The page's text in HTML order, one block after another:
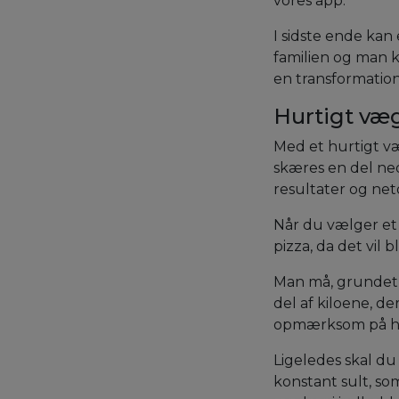
I sidste ende
familien og man
en
Hurtigt
Med et hurtigt
skæres en del
resultater og
Når du vælger
pizza, da det vil
Man må,
del af kiloene,
opmærksom på
Ligeledes skal
konstant sult,